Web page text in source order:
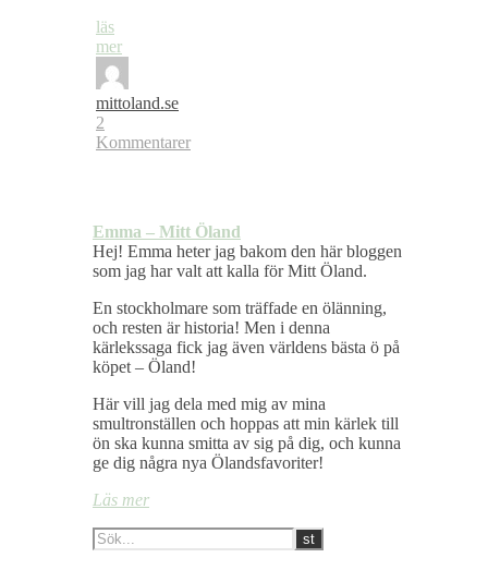
läs
mer
mittoland.se
2
Kommentarer
Emma – Mitt Öland
Hej! Emma heter jag bakom den här bloggen
som jag har valt att kalla för Mitt Öland.
En stockholmare som träffade en ölänning,
och resten är historia! Men i denna
kärlekssaga fick jag även världens bästa ö på
köpet – Öland!
Här vill jag dela med mig av mina
smultronställen och hoppas att min kärlek till
ön ska kunna smitta av sig på dig, och kunna
ge dig några nya Ölandsfavoriter!
Läs mer